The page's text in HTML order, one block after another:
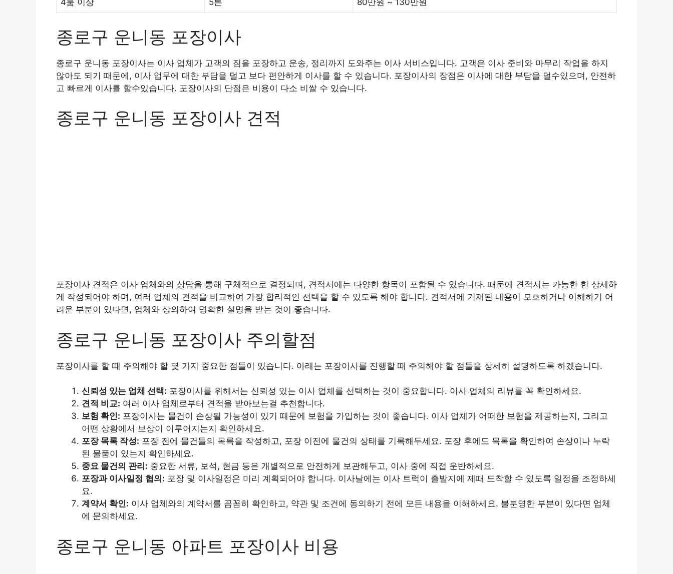
4룸 이상 5톤 80만원 ~ 130만원
종로구 운니동 포장이사
종로구 운니동 포장이사는 이사 업체가 고객의 짐을 포장하고 운송, 정리까지 도와주는 이사 서비스입니다. 고객은 이사 준비와 마무리 작업을 하지
않아도 되기 때문에, 이사 업무에 대한 부담을 덜고 보다 편안하게 이사를 할 수 있습니다. 포장이사의 장점은 이사에 대한 부담을 덜수있으며, 안전하
고 빠르게 이사를 할수있습니다. 포장이사의 단점은 비용이 다소 비쌀 수 있습니다.
종로구 운니동 포장이사 견적
포장이사 견적은 이사 업체와의 상담을 통해 구체적으로 결정되며, 견적서에는 다양한 항목이 포함될 수 있습니다. 때문에 견적서는 가능한 한 상세하
게 작성되어야 하며, 여러 업체의 견적을 비교하여 가장 합리적인 선택을 할 수 있도록 해야 합니다. 견적서에 기재된 내용이 모호하거나 이해하기 어
려운 부분이 있다면, 업체와 상의하여 명확한 설명을 받는 것이 좋습니다.
종로구 운니동 포장이사 주의할점
포장이사를 할 때 주의해야 할 몇 가지 중요한 점들이 있습니다. 아래는 포장이사를 진행할 때 주의해야 할 점들을 상세히 설명하도록 하겠습니다.
신뢰성 있는 업체 선택: 포장이사를 위해서는 신뢰성 있는 이사 업체를 선택하는 것이 중요합니다. 이사 업체의 리뷰를 꼭 확인하세요.
견적 비교: 여러 이사 업체로부터 견적을 받아보는걸 추천합니다.
보험 확인: 포장이사는 물건이 손상될 가능성이 있기 때문에 보험을 가입하는 것이 좋습니다. 이사 업체가 어떠한 보험을 제공하는지, 그리고
어떤 상황에서 보상이 이루어지는지 확인하세요.
포장 목록 작성: 포장 전에 물건들의 목록을 작성하고, 포장 이전에 물건의 상태를 기록해두세요. 포장 후에도 목록을 확인하여 손상이나 누락
된 물품이 있는지 확인하세요.
중요 물건의 관리: 중요한 서류, 보석, 현금 등은 개별적으로 안전하게 보관해두고, 이사 중에 직접 운반하세요.
포장과 이사일정 협의: 포장 및 이사일정은 미리 계획되어야 합니다. 이사날에는 이사 트럭이 출발지에 제때 도착할 수 있도록 일정을 조정하세
요.
계약서 확인: 이사 업체와의 계약서를 꼼꼼히 확인하고, 약관 및 조건에 동의하기 전에 모든 내용을 이해하세요. 불분명한 부분이 있다면 업체
에 문의하세요.
종로구 운니동 아파트 포장이사 비용